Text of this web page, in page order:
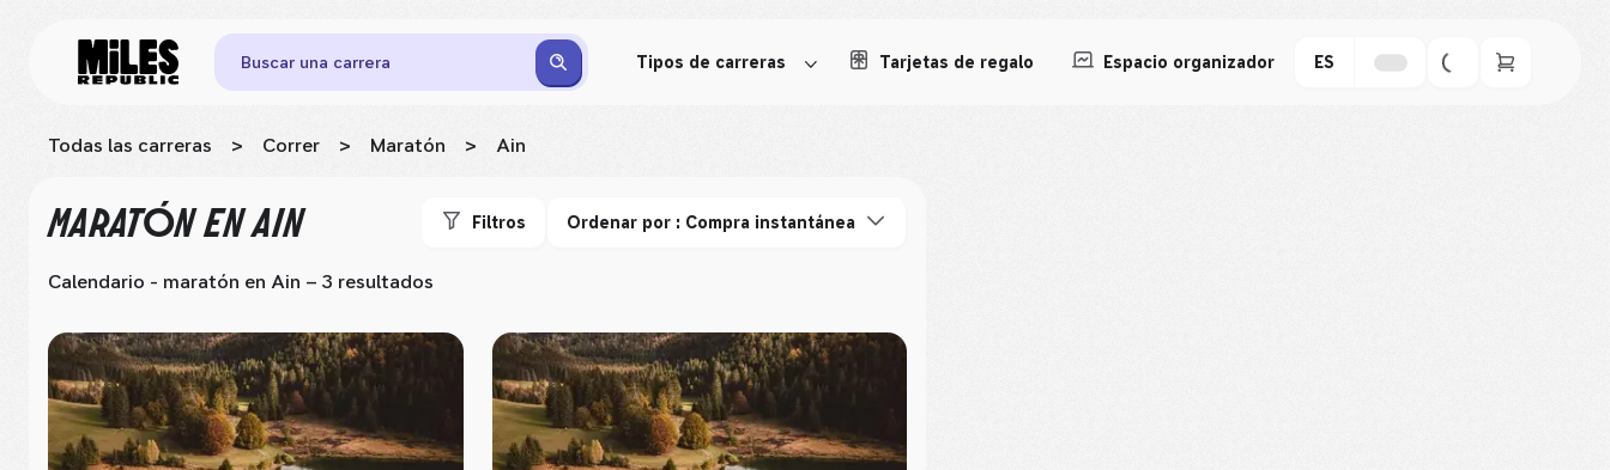
Buscar una carrera Tipos de carreras Tarjetas de regalo Espacio organizador ES
Todas las carreras > Correr > Maratón > Ain
MARATÓNEN AIN Filtros Ordenar por : Compra instantánea
Calendario - maratón en Ain – 3 resultados